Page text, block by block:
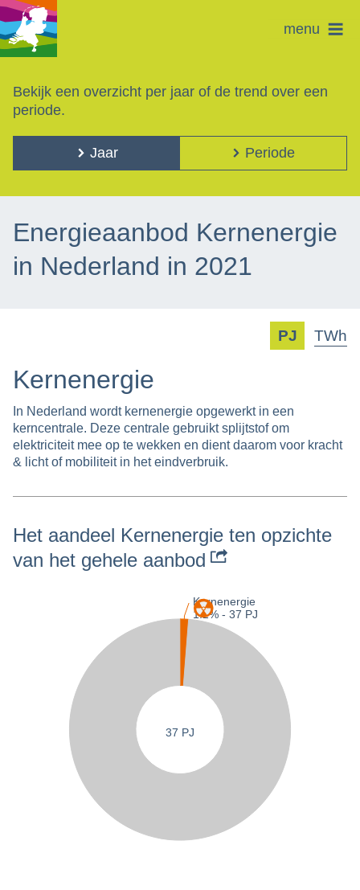
menu
Bekijk een overzicht per jaar of de trend over een
periode.
Jaar Periode
Energieaanbod Kernenergie
in Nederland in 2021
PJ TWh
Kernenergie
In Nederland wordt kernenergie opgewerkt in een
kerncentrale. Deze centrale gebruikt splijtstof om
elektriciteit mee op te wekken en dient daarom voor kracht
& licht of mobiliteit in het eindverbruik.
Het aandeel Kernenergie ten opzichte
van het gehele aanbod
Kernenergie
1.2% - 37 PJ
37 PJ